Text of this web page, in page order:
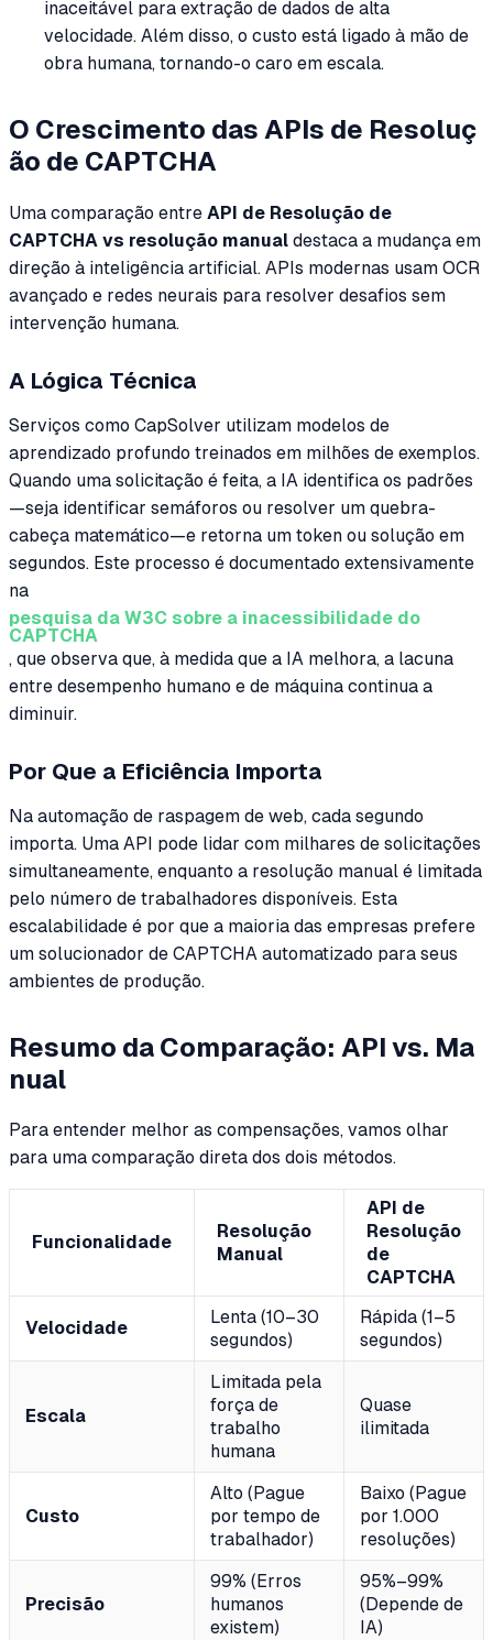
inaceitável para extração de dados de alta
velocidade. Além disso, o custo está ligado à mão de
obra humana, tornando-o caro em escala.
O Crescimento das APIs de Resoluç
ão de CAPTCHA
Uma comparação entre API de Resolução de
CAPTCHA vs resolução manual destaca a mudança em
direção à inteligência artificial. APIs modernas usam OCR
avançado e redes neurais para resolver desafios sem
intervenção humana.
A Lógica Técnica
Serviços como CapSolver utilizam modelos de
aprendizado profundo treinados em milhões de exemplos.
Quando uma solicitação é feita, a IA identifica os padrões
—seja identificar semáforos ou resolver um quebra-
cabeça matemático—e retorna um token ou solução em
segundos. Este processo é documentado extensivamente
na
pesquisa da W3C sobre a inacessibilidade do
CAPTCHA
, que observa que, à medida que a IA melhora, a lacuna
entre desempenho humano e de máquina continua a
diminuir.
Por Que a Eficiência Importa
Na automação de raspagem de web, cada segundo
importa. Uma API pode lidar com milhares de solicitações
simultaneamente, enquanto a resolução manual é limitada
pelo número de trabalhadores disponíveis. Esta
escalabilidade é por que a maioria das empresas prefere
um solucionador de CAPTCHA automatizado para seus
ambientes de produção.
Resumo da Comparação: API vs. Ma
nual
Para entender melhor as compensações, vamos olhar
para uma comparação direta dos dois métodos.
Funcionalidade
Resolução
Manual
API de
Resolução
de
CAPTCHA
Velocidade
Lenta (10–30
segundos)
Rápida (1–5
segundos)
Escala
Limitada pela
força de
trabalho
humana
Quase
ilimitada
Custo
Alto (Pague
por tempo de
trabalhador)
Baixo (Pague
por 1.000
resoluções)
Precisão
99% (Erros
humanos
existem)
95%–99%
(Depende de
IA)